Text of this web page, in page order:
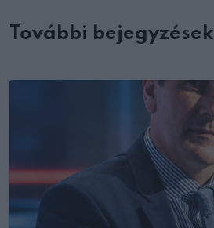
További bejegyzések